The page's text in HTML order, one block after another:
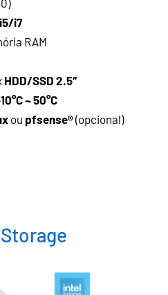
i7
RAM
HDD/SSD 2.5″
~ 50°C
ou pfsense®(opcional)